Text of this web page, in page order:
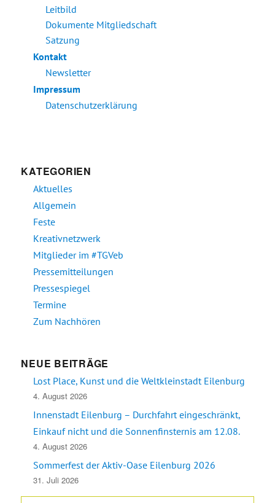
Leitbild
Dokumente Mitgliedschaft
Satzung
Kontakt
Newsletter
Impressum
Datenschutzerklärung
KATEGORIEN
Aktuelles
Allgemein
Feste
Kreativnetzwerk
Mitglieder im #TGVeb
Pressemitteilungen
Pressespiegel
Termine
Zum Nachhören
NEUE BEITRÄGE
Lost Place, Kunst und die Weltkleinstadt Eilenburg
4. August 2026
Innenstadt Eilenburg – Durchfahrt eingeschränkt,
Einkauf nicht und die Sonnenfinsternis am 12.08.
4. August 2026
Sommerfest der Aktiv-Oase Eilenburg 2026
31. Juli 2026